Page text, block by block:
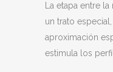
La etapa entre
un trato
aproximación
estimula los